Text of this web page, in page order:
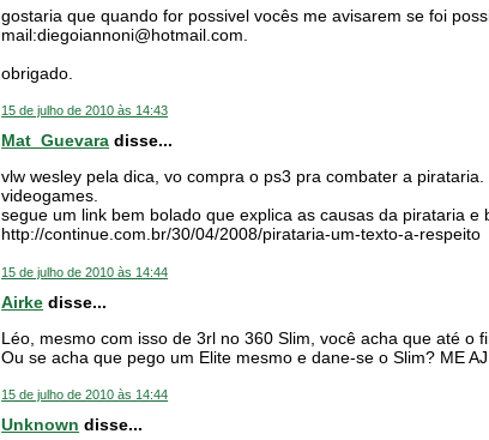
gostaria que quando for possivel vocês me avisarem se foi
mail:diegoiannoni@hotmail.com.
obrigado.
15 de julho de 2010 às 14:43
Mat_Guevara disse...
vlw wesley pela dica, vo compra o ps3 pra combater a
videogames.
segue um link bem bolado que explica as causas da pirataria e
http://continue.com.br/30/04/2008/pirataria-um-texto-a-respeito
15 de julho de 2010 às 14:44
Airke disse...
Léo, mesmo com isso de 3rl no 360 Slim, você acha que até
Ou se acha que pego um Elite mesmo e dane-se o Slim? ME
15 de julho de 2010 às 14:44
Unknown disse...